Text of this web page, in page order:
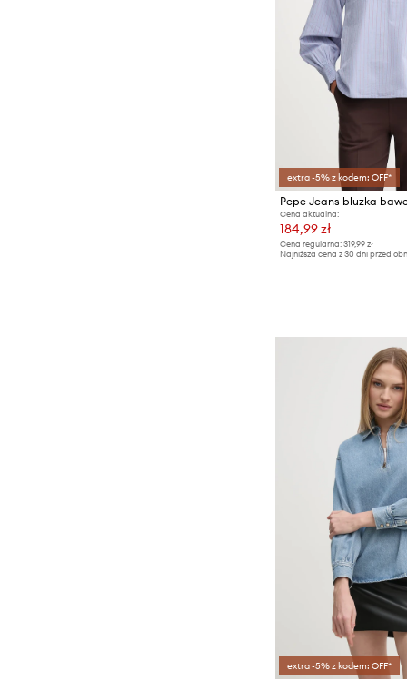
extra -5% z kodem: OFF*
Pepe Jeans bluzka
Cena aktualna:
184,99 zł
Cena regularna: 319,99 zł
Najniższa cena z 30 dni przed
extra -5% z kodem: OFF*